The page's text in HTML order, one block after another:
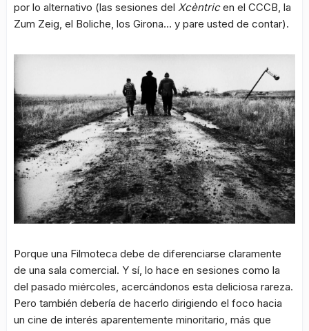
por lo alternativo (las sesiones del Xcèntricen el CCCB, la
Zum Zeig, el Boliche, los Girona… y pare usted de contar).
Porque una Filmoteca debe de diferenciarse claramente
de una sala comercial. Y sí, lo hace en sesiones como la
del pasado miércoles, acercándonos esta deliciosa rareza.
Pero también debería de hacerlo dirigiendo el foco hacia
un cine de interés aparentemente minoritario, más que